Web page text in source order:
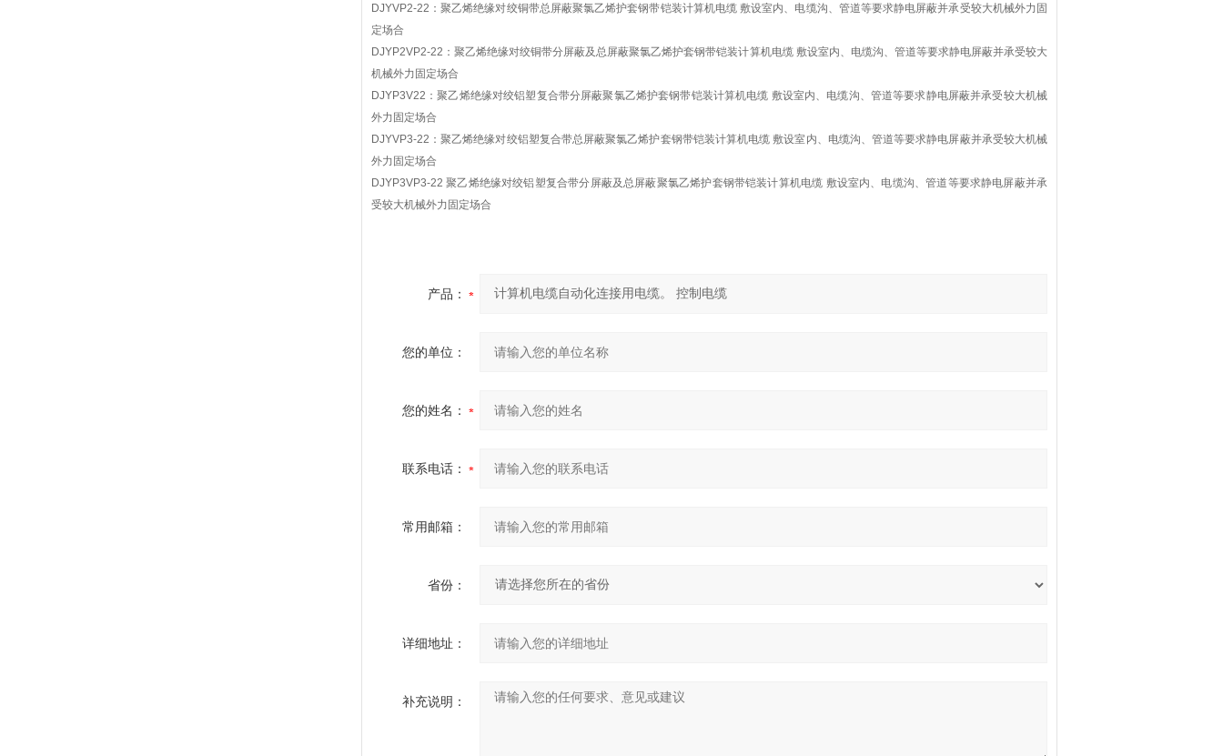
DJYVP2-22：聚乙烯绝缘对绞铜带总屏蔽聚氯乙烯护套钢带铠装计算机电缆 敷设室内、电缆沟、管道等要求静电屏蔽并承受较大机械外力固
定场合
DJYP2VP2-22：聚乙烯绝缘对绞铜带分屏蔽及总屏蔽聚氯乙烯护套钢带铠装计算机电缆 敷设室内、电缆沟、管道等要求静电屏蔽并承受较大
机械外力固定场合
DJYP3V22：聚乙烯绝缘对绞铝塑复合带分屏蔽聚氯乙烯护套钢带铠装计算机电缆 敷设室内、电缆沟、管道等要求静电屏蔽并承受较大机械
外力固定场合
DJYVP3-22：聚乙烯绝缘对绞铝塑复合带总屏蔽聚氯乙烯护套钢带铠装计算机电缆 敷设室内、电缆沟、管道等要求静电屏蔽并承受较大机械
外力固定场合
DJYP3VP3-22 聚乙烯绝缘对绞铝塑复合带分屏蔽及总屏蔽聚氯乙烯护套钢带铠装计算机电缆 敷设室内、电缆沟、管道等要求静电屏蔽并承
受较大机械外力固定场合
产品：
您的单位：
您的姓名：
联系电话：
常用邮箱：
省份：
详细地址：
补充说明：